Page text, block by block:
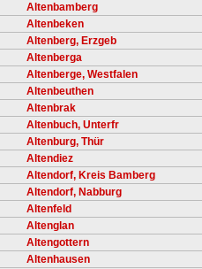
Altenbamberg
Altenbeken
Altenberg, Erzgeb
Altenberga
Altenberge, Westfalen
Altenbeuthen
Altenbrak
Altenbuch, Unterfr
Altenburg, Thür
Altendiez
Altendorf, Kreis Bamberg
Altendorf, Nabburg
Altenfeld
Altenglan
Altengottern
Altenhausen